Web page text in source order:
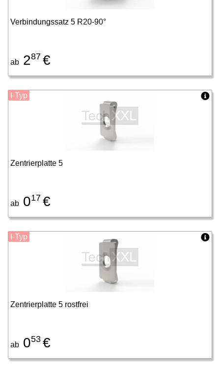
Verbindungssatz 5 R20-90°
ab 287 €
Zentrierplatte 5
ab 017 €
I-Typ
Zentrierplatte 5 rostfrei
ab 053 €
I-Typ